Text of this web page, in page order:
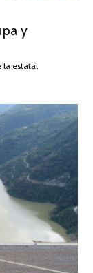
y
la estatal